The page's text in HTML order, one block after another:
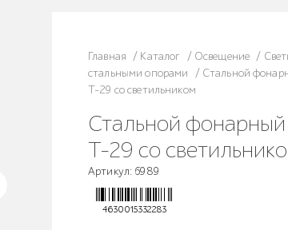
Главная / Каталог / Освещение /
стальными опорами
/ Стальной
Т-29 со светильником
Стальной фонарный столб
Т-29 со
Артикул: 6989
4630015332283